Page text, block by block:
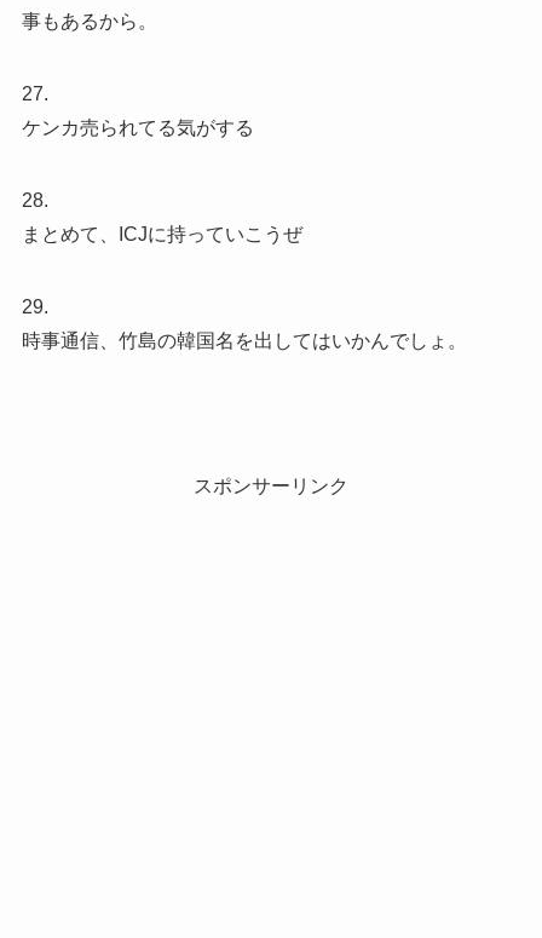
事もあるから。
27.
ケンカ売られてる気がする
28.
まとめて、ICJに持っていこうぜ
29.
時事通信、竹島の韓国名を出してはいかんでしょ。
スポンサーリンク